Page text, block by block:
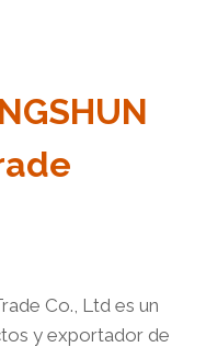
Co., Ltd es un
y exportador de